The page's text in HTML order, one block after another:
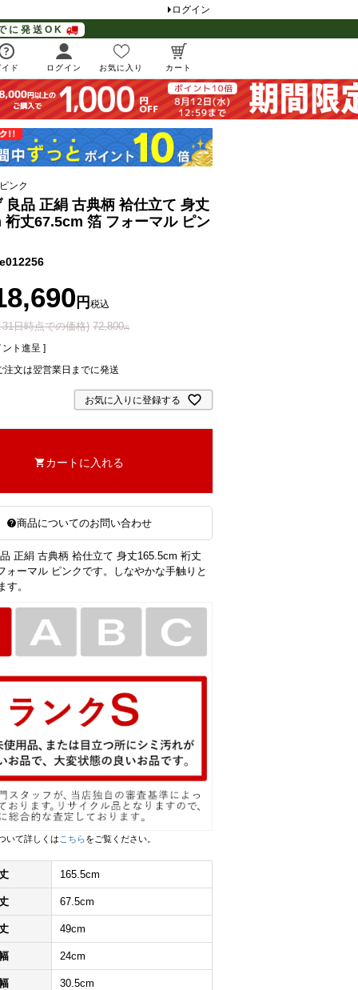
ログイン
に発送OK
ド ログイン お気に入り カート
ンク
良品 正絹 古典柄 袷仕立て 身丈
裄丈67.5cm 箔 フォーマル ピン
日時点での価格) 72,800
税込
ント進呈 ]
注文は翌営業日までに発送
お気に入りに登録する
カートに入れる
商品についてのお問い合わせ
正絹 古典柄 袷仕立て 身丈165.5cm 裄丈
ォーマル ピンクです。しなやかな手触りと
す。
いて詳しくは こちらをご覧ください。
165.5cm
67.5cm
49cm
24cm
30.5cm